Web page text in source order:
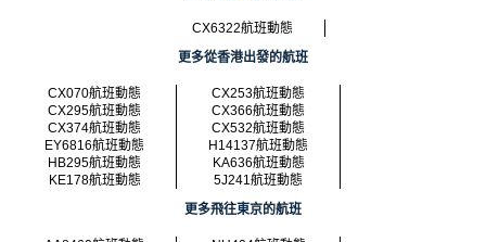
CX6322航班動態
更多從香港出發的航班
CX070航班動態
CX253航班動態
CX295航班動態
CX366航班動態
CX374航班動態
CX532航班動態
EY6816航班動態
H14137航班動態
HB295航班動態
KA636航班動態
KE178航班動態
5J241航班動態
更多飛往東京的航班